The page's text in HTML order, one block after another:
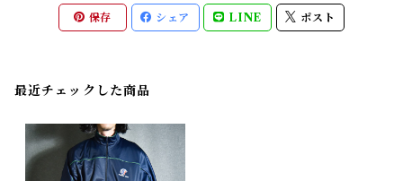
保存 シェア LINE ポスト
最近チェックした商品